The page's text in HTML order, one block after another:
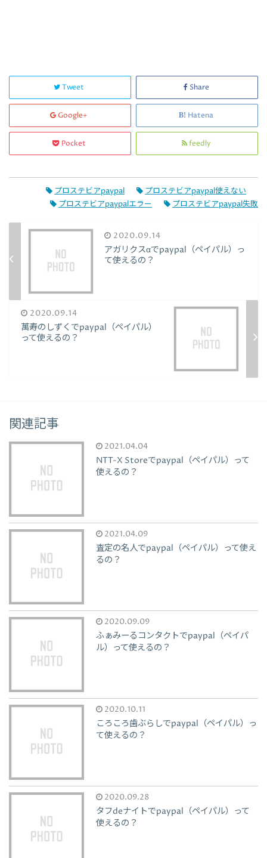
Tweet Share
Google+ Hatena
Pocket feedly
プロステビアpaypal
プロステビアpaypal使えない
プロステビアpaypalエラー
プロステビアpaypal失敗
2020.09.14
アガリクスαでpaypal（ペイパル）っ
て使えるの？
2020.09.14
萬寿のしずくでpaypal（ペイパル）
って使えるの？
関連記事
2021.04.04
NTT-X Storeでpaypal（ペイパル）って
使えるの？
2021.04.09
査定の名人でpaypal（ペイパル）って使え
るの？
2020.09.09
ふぁみーるコンタクトでpaypal（ペイパ
ル）って使えるの？
2020.10.11
ころころ歯ぶらしでpaypal（ペイパル）っ
て使えるの？
2020.09.28
タフdeナイトでpaypal（ペイパル）って
使えるの？